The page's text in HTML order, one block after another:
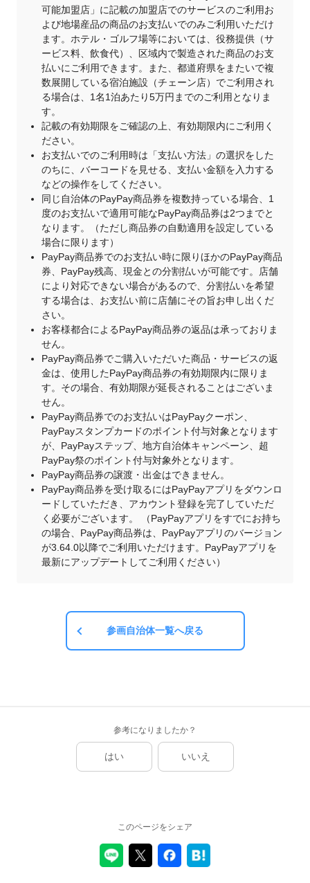
可能加盟店」に記載の加盟店でのサービスのご利用お
よび地場産品の商品のお支払いでのみご利用いただけ
ます。ホテル・ゴルフ場等においては、役務提供（サ
ービス料、飲食代）、区域内で製造された商品のお支
払いにご利用できます。また、都道府県をまたいで複
数展開している宿泊施設（チェーン店）でご利用され
る場合は、1名1泊あたり5万円までのご利用となりま
す。
記載の有効期限をご確認の上、有効期限内にご利用く
ださい。
お支払いでのご利用時は「支払い方法」の選択をした
のちに、バーコードを見せる、支払い金額を入力する
などの操作をしてください。
同じ自治体のPayPay商品券を複数持っている場合、1
度のお支払いで適用可能なPayPay商品券は2つまでと
なります。（ただし商品券の自動適用を設定している
場合に限ります）
PayPay商品券でのお支払い時に限りほかのPayPay商品
券、PayPay残高、現金との分割払いが可能です。店舗
により対応できない場合があるので、分割払いを希望
する場合は、お支払い前に店舗にその旨お申し出くだ
さい。
お客様都合によるPayPay商品券の返品は承っておりま
せん。
PayPay商品券でご購入いただいた商品・サービスの返
金は、使用したPayPay商品券の有効期限内に限りま
す。その場合、有効期限が延長されることはございま
せん。
PayPay商品券でのお支払いはPayPayクーポン、
PayPayスタンプカードのポイント付与対象となります
が、PayPayステップ、地方自治体キャンペーン、超
PayPay祭のポイント付与対象外となります。
PayPay商品券の譲渡・出金はできません。
PayPay商品券を受け取るにはPayPayアプリをダウンロ
ードしていただき、アカウント登録を完了していただ
く必要がございます。 （PayPayアプリをすでにお持ち
の場合、PayPay商品券は、PayPayアプリのバージョン
が3.64.0以降でご利用いただけます。PayPayアプリを
最新にアップデートしてご利用ください）
参画自治体一覧へ戻る
参考になりましたか？
はい いいえ
このページをシェア